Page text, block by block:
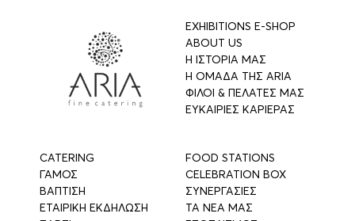
EXHIBITIONS E-SHOP
ABOUT US
Η ΙΣΤΟΡΙΑ ΜΑΣ
Η ΟΜΑΔΑ ΤΗΣ ARIA
ΦΙΛΟΙ & ΠΕΛΑΤΕΣ ΜΑΣ
ΕΥΚΑΙΡΙΕΣ ΚΑΡΙΕΡΑΣ
CATERING
ΓΑΜΟΣ
ΒΑΠΤΙΣΗ
ΕΤΑΙΡΙΚΗ ΕΚΔΗΛΩΣΗ
FOOD STATIONS
CELEBRATION BOX
ΣΥΝΕΡΓΑΣΙΕΣ
ΤΑ ΝΕΑ ΜΑΣ